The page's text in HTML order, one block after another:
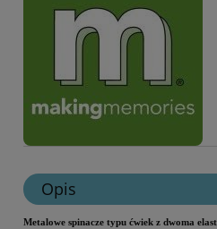
Opis
Metalowe spinacze typu ćwiek z dwoma